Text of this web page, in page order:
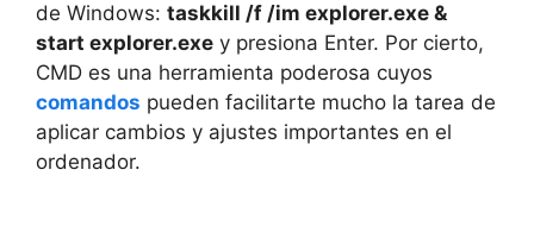
de Windows: taskkill /f /im explorer.exe &
start explorer.exe y presiona Enter. Por cierto,
CMD es una herramienta poderosa cuyos
comandos pueden facilitarte mucho la tarea de
aplicar cambios y ajustes importantes en el
ordenador.